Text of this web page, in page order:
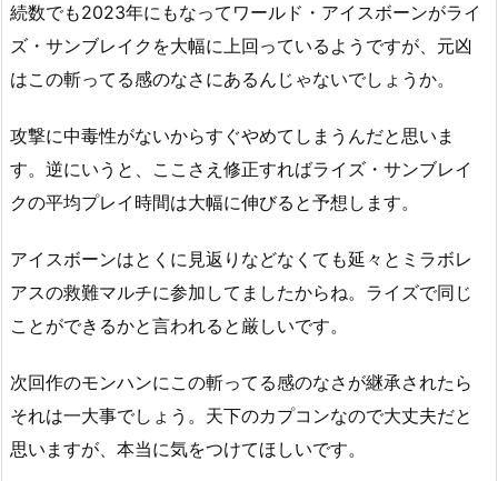
続数でも2023年にもなってワールド・アイスボーンがライ
ズ・サンブレイクを大幅に上回っているようですが、元凶
はこの斬ってる感のなさにあるんじゃないでしょうか。
攻撃に中毒性がないからすぐやめてしまうんだと思いま
す。逆にいうと、ここさえ修正すればライズ・サンブレイ
クの平均プレイ時間は大幅に伸びると予想します。
アイスボーンはとくに見返りなどなくても延々とミラボレ
アスの救難マルチに参加してましたからね。ライズで同じ
ことができるかと言われると厳しいです。
次回作のモンハンにこの斬ってる感のなさが継承されたら
それは一大事でしょう。天下のカプコンなので大丈夫だと
思いますが、本当に気をつけてほしいです。